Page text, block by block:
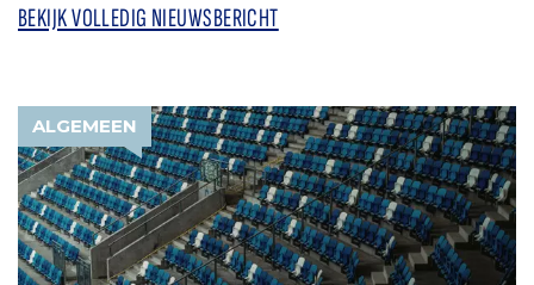
BEKIJK VOLLEDIG NIEUWSBERICHT
ALGEMEEN